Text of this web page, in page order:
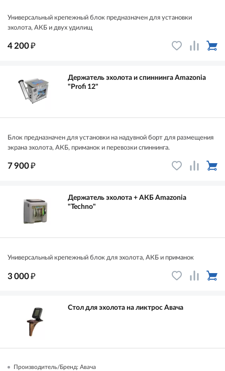
Универсальный крепежный блок предназначен для установки
эхолота, АКБ и двух удилищ
4 200₽
Держатель эхолота и спиннинга Amazonia
"Profi 12"
Блок предназначен для установки на надувной борт для размещения
экрана эхолота, АКБ, приманок и перевозки спиннинга.
7 900₽
Держатель эхолота + АКБ Amazonia
"Techno"
Универсальный крепежный блок для эхолота, АКБ и приманок
3 000₽
Стол для эхолота на ликтрос Авача
Производитель/Бренд: Авача